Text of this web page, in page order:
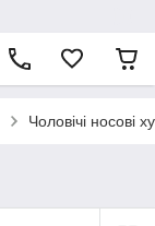
Чоловічі носові